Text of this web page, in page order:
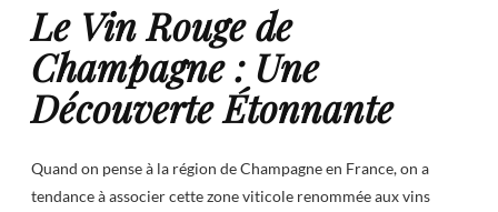
Le Vin Rouge de
Champagne : Une
Découverte Étonnante
Quand on pense à la région de Champagne en France, on a
tendance à associer cette zone viticole renommée aux vins